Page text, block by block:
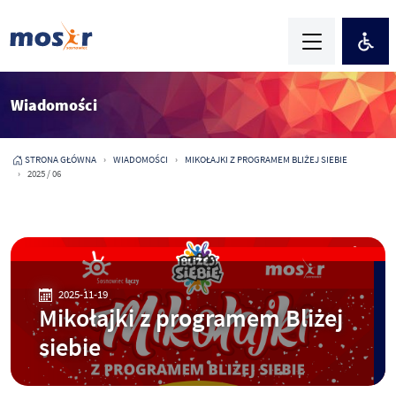
Wiadomości
STRONA GŁÓWNA WIADOMOŚCI
MIKOŁAJKI Z PROGRAMEM BLIŻEJ SIEBIE
2025 / 06
2025-11-19
Mikołajki z programem Bliżej
siebie